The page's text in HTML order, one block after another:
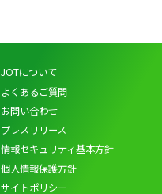
JOTについて
よくあるご質問
お問い合わせ
プレスリリース
情報セキュリティ基本方針
個人情報保護方針
サイトポリシー